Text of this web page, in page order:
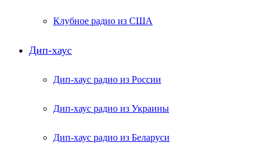
Клубное радио из США
Дип-хаус
Дип-хаус радио из России
Дип-хаус радио из Украины
Дип-хаус радио из Беларуси